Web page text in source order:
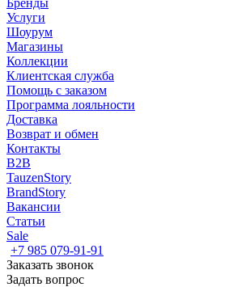
Бренды
Услуги
Шоурум
Магазины
Коллекции
Клиентская служба
Помощь с заказом
Программа лояльности
Доставка
Возврат и обмен
Контакты
B2B
TauzenStory
BrandStory
Вакансии
Статьи
Sale
+7 985 079-91-91
Заказать звонок
Задать вопрос